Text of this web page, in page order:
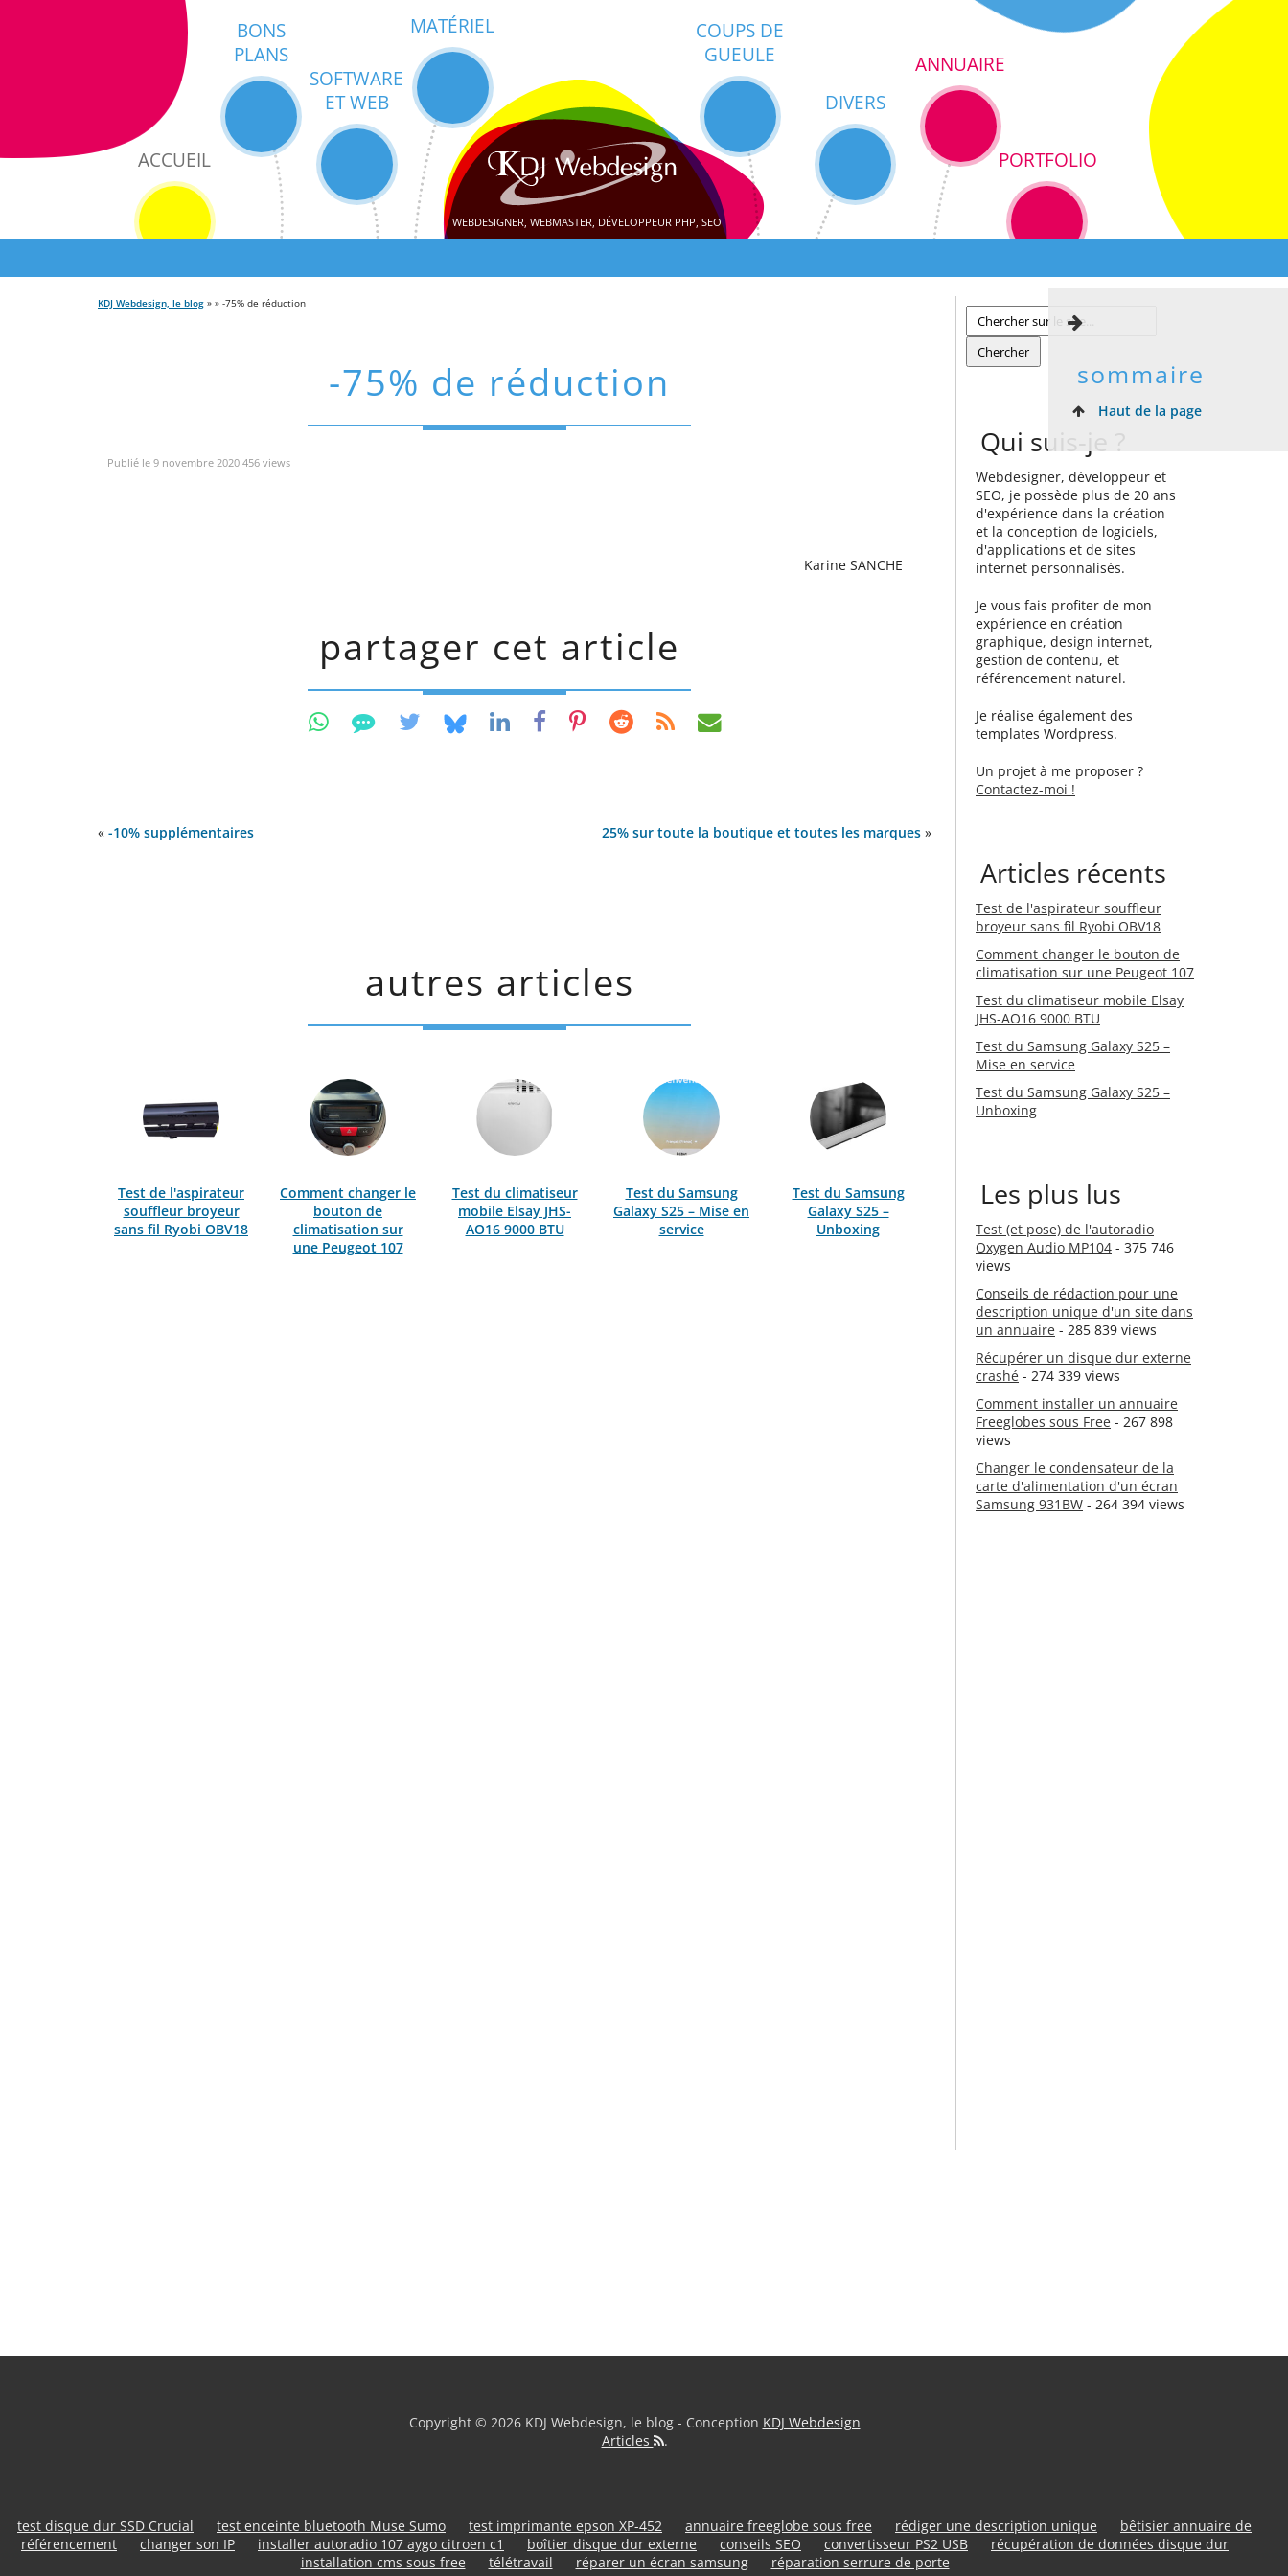
ACCUEIL
BONS
PLANS
SOFTWARE
ET WEB
MATÉRIEL
COUPS DE
GUEULE
DIVERS
ANNUAIRE
PORTFOLIO
WEBDESIGNER, WEBMASTER, DÉVELOPPEUR PHP, SEO
KDJ Webdesign, le blog » » -75% de réduction
-75% de réduction sommaire
Haut de la page
Publié le 9 novembre 2020 456 views
Karine SANCHE
partager cet article
« -10% supplémentaires 25% sur toute la boutique et toutes les marques »
autres articles
Test de l'aspirateur
souffleur broyeur
sans fil Ryobi OBV18
Comment changer le
bouton de
climatisation sur
une Peugeot 107
Test du climatiseur
mobile Elsay JHS-
AO16 9000 BTU
Test du Samsung
Galaxy S25 – Mise en
service
Test du Samsung
Galaxy S25 –
Unboxing
Qui suis-je ?
Webdesigner, développeur et
SEO, je possède plus de 20 ans
d'expérience dans la création
et la conception de logiciels,
d'applications et de sites
internet personnalisés.
Je vous fais profiter de mon
expérience en création
graphique, design internet,
gestion de contenu, et
référencement naturel.
Je réalise également des
templates Wordpress.
Un projet à me proposer ?
Contactez-moi !
Articles récents
Test de l'aspirateur souffleur
broyeur sans fil Ryobi OBV18
Comment changer le bouton de
climatisation sur une Peugeot 107
Test du climatiseur mobile Elsay
JHS-AO16 9000 BTU
Test du Samsung Galaxy S25 –
Mise en service
Test du Samsung Galaxy S25 –
Unboxing
Les plus lus
Test (et pose) de l'autoradio
Oxygen Audio MP104 - 375 746
views
Conseils de rédaction pour une
description unique d'un site dans
un annuaire - 285 839 views
Récupérer un disque dur externe
crashé - 274 339 views
Comment installer un annuaire
Freeglobes sous Free - 267 898
views
Changer le condensateur de la
carte d'alimentation d'un écran
Samsung 931BW - 264 394 views
Copyright © 2026 KDJ Webdesign, le blog - Conception KDJ Webdesign
Articles
.
test disque dur SSD Crucial test enceinte bluetooth Muse Sumo test imprimante epson XP-452 annuaire freeglobe sous free rédiger une description unique
bêtisier annuaire de
référencement
changer son IP installer autoradio 107 aygo citroen c1 boîtier disque dur externe conseils SEO convertisseur PS2 USB
récupération de données disque dur
installation cms sous free
télétravail réparer un écran samsung réparation serrure de porte